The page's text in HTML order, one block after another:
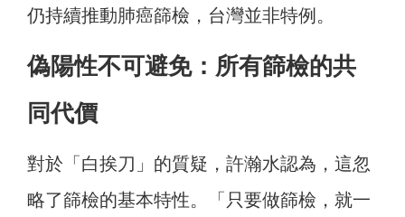
仍持續推動肺癌篩檢，台灣並非特例。
偽陽性不可避免：所有篩檢的共
同代價
對於「白挨刀」的質疑，許瀚水認為，這忽
略了篩檢的基本特性。「只要做篩檢，就一